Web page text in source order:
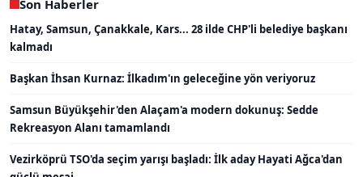
Son Haberler
Hatay, Samsun, Çanakkale, Kars... 28 ilde CHP'li belediye başkanı
kalmadı
Başkan İhsan Kurnaz: İlkadım'ın geleceğine yön veriyoruz
Samsun Büyükşehir'den Alaçam'a modern dokunuş: Sedde
Rekreasyon Alanı tamamlandı
Vezirköprü TSO'da seçim yarışı başladı: İlk aday Hayati Ağca'dan